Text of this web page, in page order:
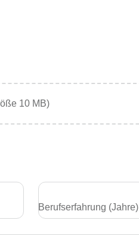
10 MB)
Berufserfahrung (Jahre)